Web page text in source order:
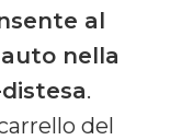
al
nella
.
del